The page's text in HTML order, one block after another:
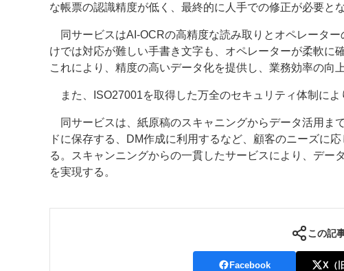
な帳票の認識精度が低く、最終的に人手での修正が必要と
同サービスはAI-OCRの高精度な読み取りとオペレータ
けでは対応が難しい手書き文字も、オペレーターが柔軟に
これにより、精度の高いデータ化を提供し、業務効率の向
また、ISO27001を取得した万全のセキュリティ体制によ
同サービスは、紙原稿のスキャニングからデータ活用ま
ドに保存する、DM作成に利用するなど、顧客のニーズに
る。スキャンニングからの一貫したサービスにより、デ
を実現する。
この記
Facebook X（